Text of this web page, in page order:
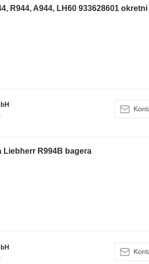
R944, A944, LH60 933628601
Liebherr R994B bagera